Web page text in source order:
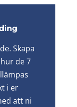
Skapa
de 7
i er
att ni